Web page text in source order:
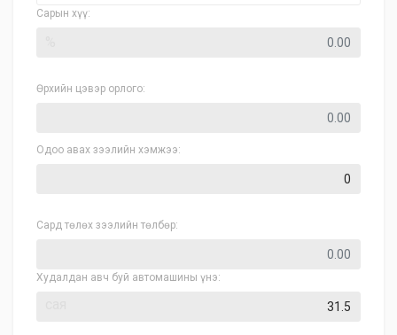
Сарын хүү:
Өрхийн цэвэр орлого:
Одоо авах зээлийн хэмжээ:
Сард төлөх зээлийн төлбөр:
Худалдан авч буй автомашины үнэ: